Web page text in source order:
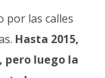
por las calles
Hasta 2015,
pero luego la